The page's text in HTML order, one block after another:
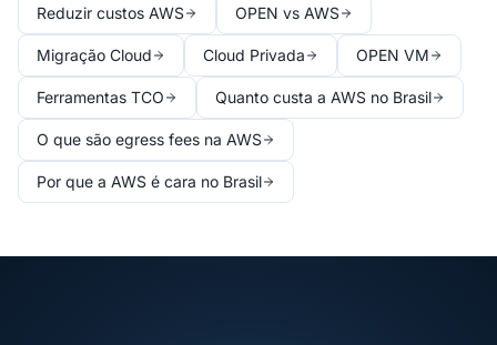
Reduzir custos AWS OPEN vs AWS
Migração Cloud Cloud Privada OPEN VM
Ferramentas TCO Quanto custa a AWS no Brasil
O que são egress fees na AWS
Por que a AWS é cara no Brasil